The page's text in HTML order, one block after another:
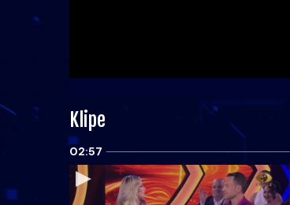
Klipe
02:57